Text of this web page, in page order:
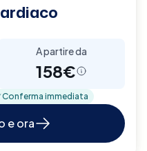
A partire da
158€
Conferma immediata
e ora